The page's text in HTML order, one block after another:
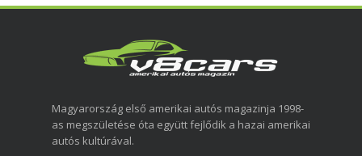
Magyarország első amerikai autós magazinja 1998-
as megszületése óta együtt fejlődik a hazai amerikai
autós kultúrával.